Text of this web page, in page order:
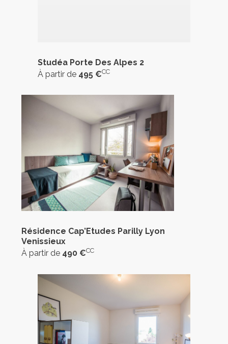
Studéa Porte Des Alpes 2
À partir de 495 €CC
Résidence Cap’Etudes Parilly Lyon
Venissieux
À partir de 490 €CC